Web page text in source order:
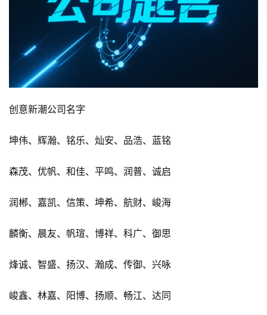
创意新潮公司名字
坤伟、辉瀚、铭乐、灿安、品浩、蓝铭
森茂、优帆、和佳、平鸣、润普、诚启
润郴、嘉凯、信策、坤希、航财、峻海
麟衡、晨友、帆瑄、博祥、科广、御思
烽诚、智盛、扬汉、瀚成、传御、兴咏
峻鑫、林嘉、阳博、扬顺、畅江、达同